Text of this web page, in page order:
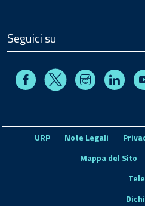
Seguici su
FacebookX Instagram
URP Note Legali
Mappa del Sito